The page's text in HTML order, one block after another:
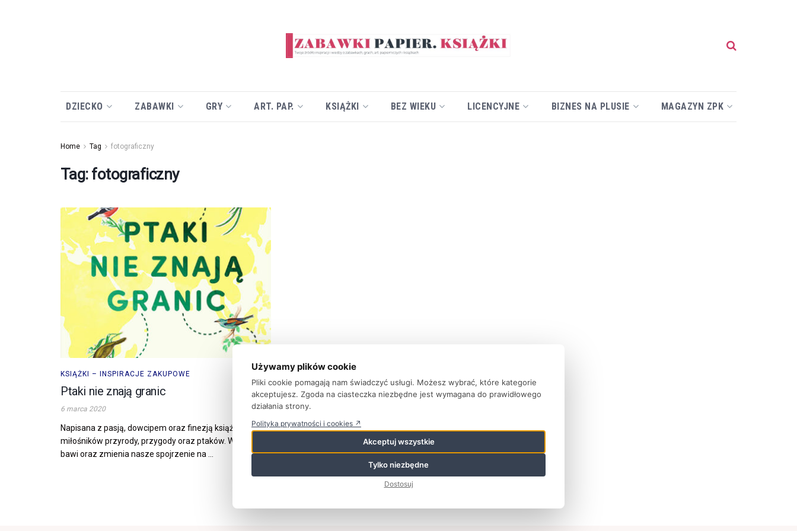
DZIECKO ZABAWKI GRY ART. PAP. KSIĄŻKI BEZ WIEKU LICENCYJNE BIZNES NA PLUSIE MAGAZYN ZPK
Home Tag fotograficzny
Tag: fotograficzny
KSIĄŻKI – INSPIRACJE ZAKUPOWE
Ptaki nie znają granic
6 marca 2020
Napisana z pasją, dowcipem oraz finezją książka dla
miłośników przyrody, przygody oraz ptaków. Wciąga,
bawi oraz zmienia nasze spojrzenie na ...
Używamy plików cookie
Pliki cookie pomagają nam świadczyć usługi. Możesz wybrać, które kategorie
akceptujesz. Zgoda na ciasteczka niezbędne jest wymagana do prawidłowego
działania strony.
Polityka prywatności i cookies ↗
Akceptuj wszystkie
Tylko niezbędne
Dostosuj